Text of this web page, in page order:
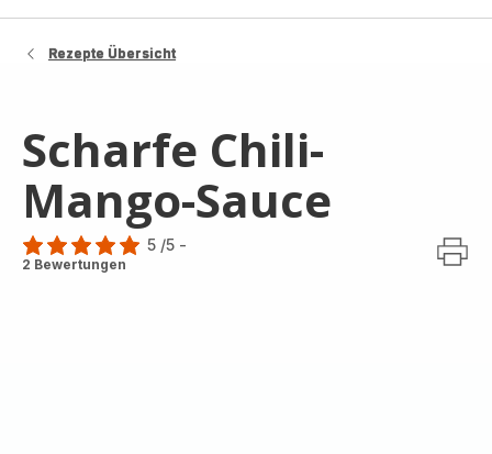
Rezepte Übersicht
Scharfe Chili-
Mango-Sauce
Bewertung
5 /5 -
2 Bewertungen